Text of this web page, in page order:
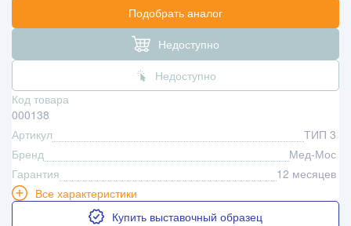
Подобрать аналог
Недоступно
Недоступно
Код товара
000138
Артикул
ТИП 3
Бренд
Мед-Мос
Гарантия
12 месяцев
Все характеристики
Купить выставочный образец